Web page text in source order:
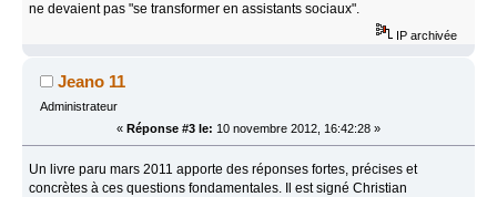
ne devaient pas "se transformer en assistants sociaux".
IP archivée
Jeano 11
Administrateur
« Réponse #3 le: 10 novembre 2012, 16:42:28 »
Un livre paru mars 2011 apporte des réponses fortes, précises et
concrètes à ces questions fondamentales. Il est signé Christian